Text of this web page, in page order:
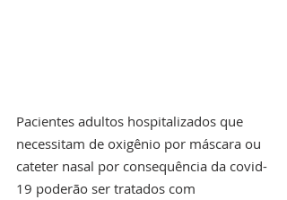
Pacientes adultos hospitalizados que
necessitam de oxigênio por máscara ou
cateter nasal por consequência da covid-
19 poderão ser tratados com